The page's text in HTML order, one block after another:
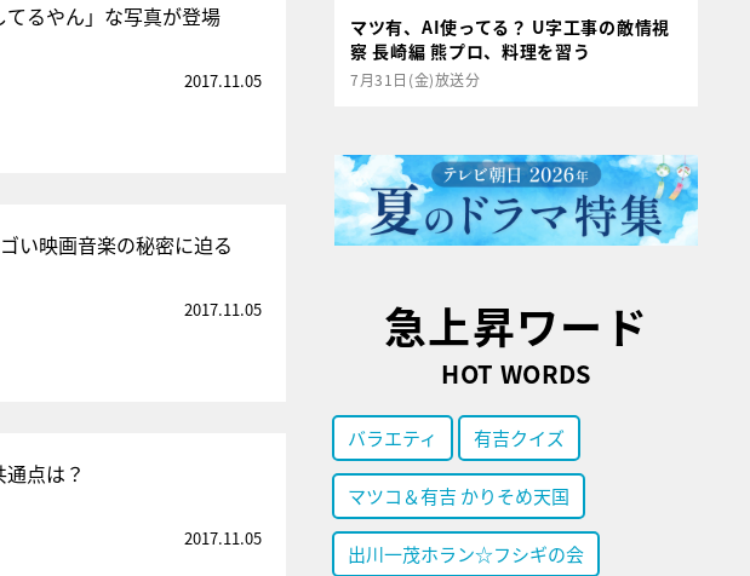
るやん」な写真が登場
2017.11.05
い映画音楽の秘密に迫る
2017.11.05
点は？
2017.11.05
マツ有、AI使ってる？ U字工事の敵情視
察 長崎編 熊プロ、料理を習う
7月31日(金)放送分
急上昇ワード
HOT WORDS
バラエティ 有吉クイズ
マツコ＆有吉 かりそめ天国
出川一茂ホラン☆フシギの会